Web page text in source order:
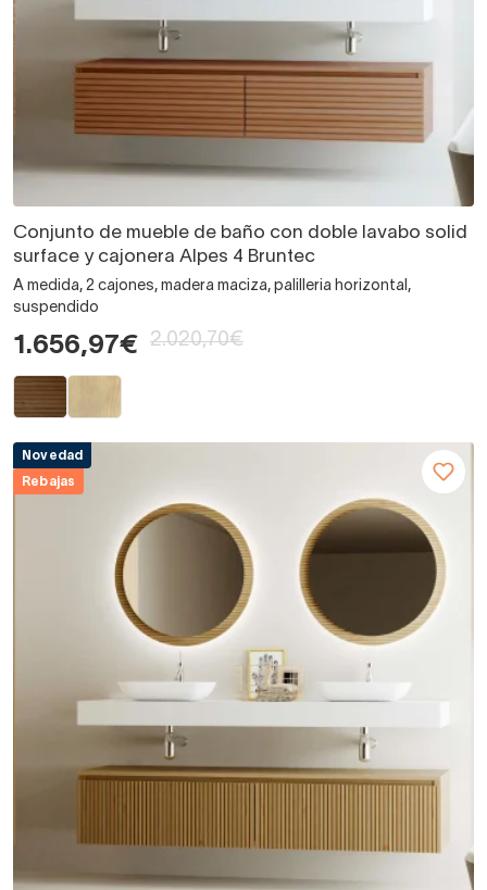
Conjunto de mueble de baño con doble lavabo solid
surface y cajonera Alpes 4 Bruntec
A medida, 2 cajones, madera maciza, palilleria horizontal,
suspendido
1.656,97€ 2.020,70€
Novedad
Rebajas